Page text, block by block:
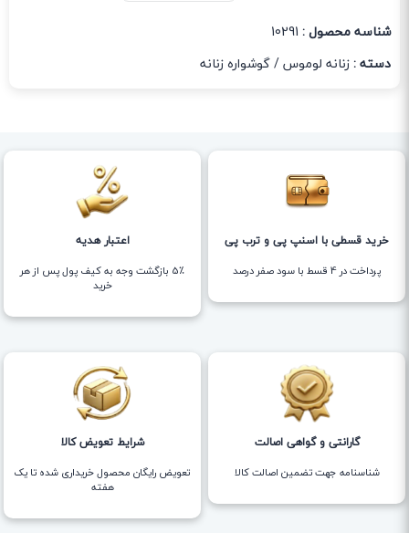
شناسه محصول : 10291
دسته :زنانه لوموس/گوشواره زنانه
خرید قسطی با اسنپ پی و ترب پی
پرداخت در 4 قسط با سود صفر درصد
اعتبار هدیه
5٪ بازگشت وجه به کیف پول پس از هر
خرید
گارانتی و گواهی اصالت
شناسنامه جهت تضمین اصالت کالا
شرایط تعویض کالا
تعویض رایگان محصول خریداری شده تا یک
هفته